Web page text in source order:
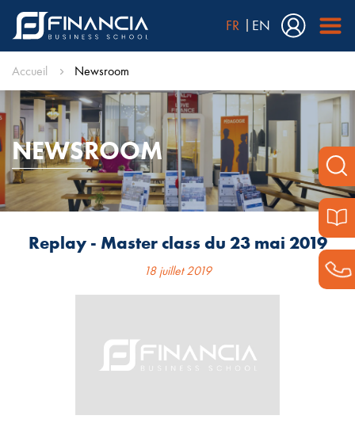
FR EN
Accueil Newsroom
NEWSROOM
Replay - Master class du 23 mai 2019
18 juillet 2019